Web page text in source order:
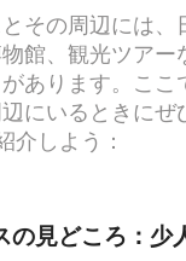
その周辺には、
館、観光ツアー
あります。ここ
にいるときにぜ
介しよう：
の見どころ：少